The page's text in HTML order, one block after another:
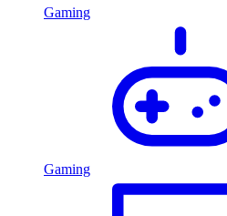
Gaming
Gaming